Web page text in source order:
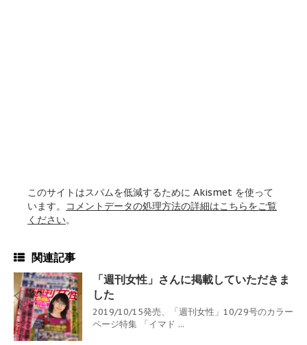
このサイトはスパムを低減するために Akismet を使って
います。
コメントデータの処理方法の詳細はこちらをご覧
ください。
関連記事
「週刊女性」さんに掲載していただきま
した
2019/10/15発売、「週刊女性」10/29号のカラー
ページ特集 「イマド ...